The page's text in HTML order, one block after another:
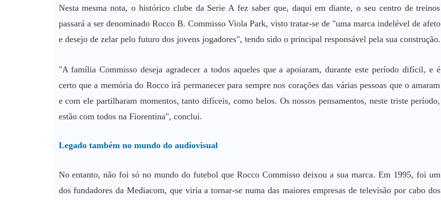
Nesta mesma nota, o histórico clube da Serie A fez saber que, daqui em diante, o seu centro de treinos
passará a ser denominado Rocco B. Commisso Viola Park, visto tratar-se de "uma marca indelével de afeto
e desejo de zelar pelo futuro dos jovens jogadores", tendo sido o principal responsável pela sua construção.
"A família Commisso deseja agradecer a todos aqueles que a apoiaram, durante este período difícil, e é
certo que a memória do Rocco irá permanecer para sempre nos corações das várias pessoas que o amaram
e com ele partilharam momentos, tanto difíceis, como belos. Os nossos pensamentos, neste triste período,
estão com todos na Fiorentina", conclui.
Legado também no mundo do audiovisual
No entanto, não foi só no mundo do futebol que Rocco Commisso deixou a sua marca. Em 1995, foi um
dos fundadores da Mediacom, que viria a tornar-se numa das maiores empresas de televisão por cabo dos